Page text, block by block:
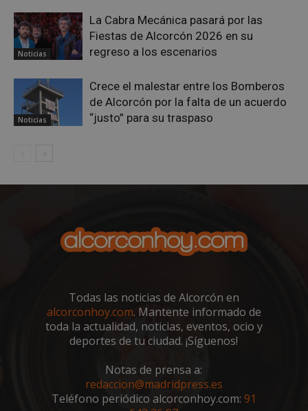
Noticias
La Cabra Mecánica pasará por las
Fiestas de Alcorcón 2026 en su
regreso a los escenarios
Noticias
Crece el malestar entre los Bomberos
de Alcorcón por la falta de un acuerdo
“justo” para su traspaso
Todas las noticias de Alcorcón en
alcorconhoy.com. Mantente informado de
toda la actualidad, noticias, eventos, ocio y
deportes de tu ciudad. ¡Síguenos!
Notas de prensa a:
redaccion@madridpress.es
Teléfono periódico alcorconhoy.com: 91
sp_landing
Spotify Inc.
.spotify.com
sp_t
Spotify Inc.